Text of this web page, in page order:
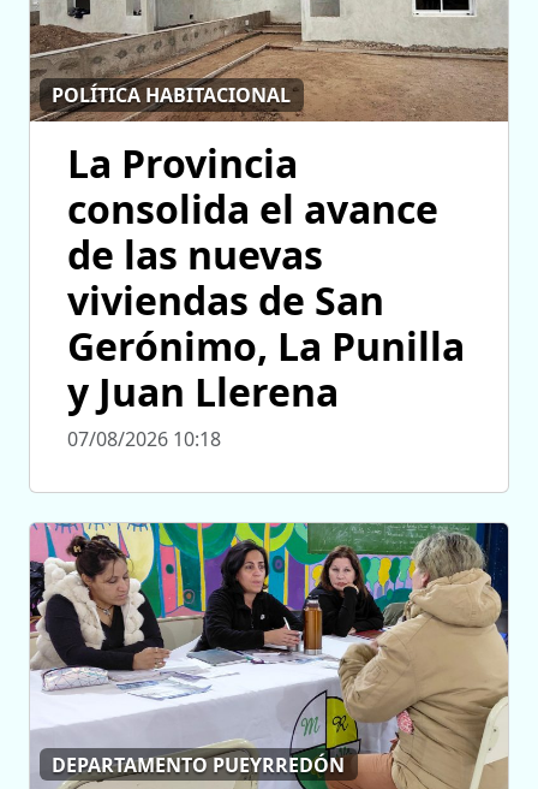
POLÍTICA HABITACIONAL
La Provincia
consolida el avance
de las nuevas
viviendas de San
Gerónimo, La Punilla
y Juan Llerena
07/08/2026 10:18
DEPARTAMENTO PUEYRREDÓN